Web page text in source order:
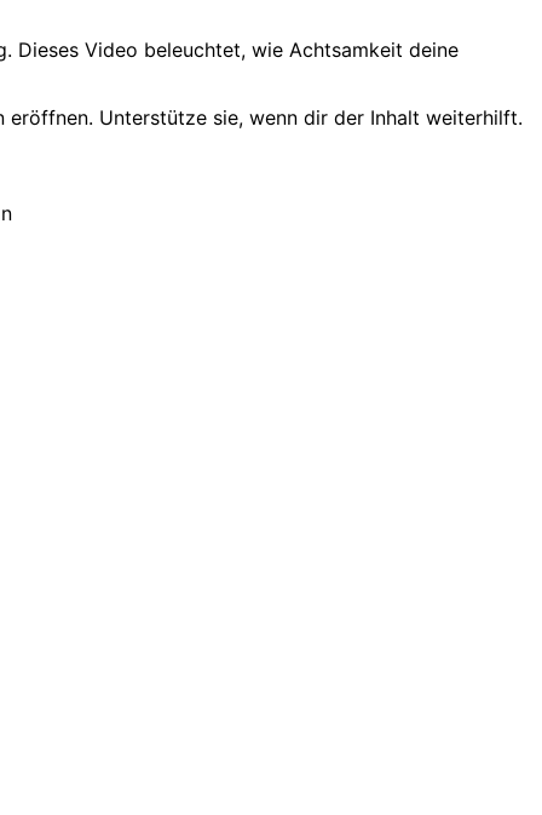
Dieses Video beleuchtet, wie Achtsamkeit deine
eröffnen. Unterstütze sie, wenn dir der Inhalt weiterhilft.